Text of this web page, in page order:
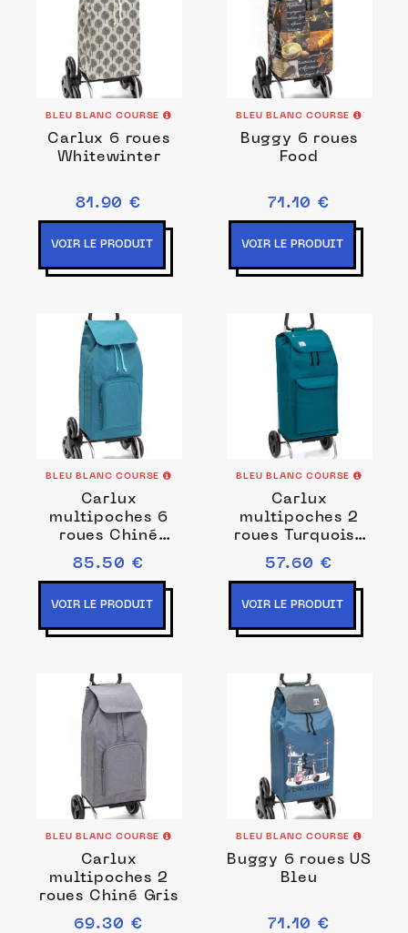
BLEU BLANC COURSE
Carlux 6 roues
Whitewinter
81.90 €
VOIR LE PRODUIT
BLEU BLANC COURSE
Buggy 6 roues
Food
71.10 €
VOIR LE PRODUIT
BLEU BLANC COURSE
Carlux
multipoches 6
roues Chiné
Canard
85.50 €
VOIR LE PRODUIT
BLEU BLANC COURSE
Carlux
multipoches 2
roues Turquoise
Uni
57.60 €
VOIR LE PRODUIT
BLEU BLANC COURSE
Carlux
multipoches 2
roues Chiné Gris
69.30 €
BLEU BLANC COURSE
Buggy 6 roues US
Bleu
71.10 €